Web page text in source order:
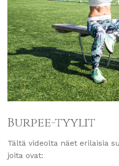
Burpee-tyylit
Tältä videolta näet erilaisia
joita ovat: